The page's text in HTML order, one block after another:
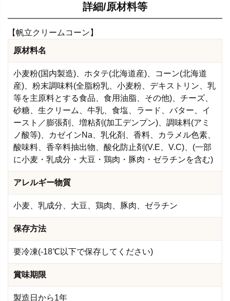
詳細/原材料等
【帆立クリームコーン】
原材料名
小麦粉(国内製造)、ホタテ(北海道産)、コーン(北海道
産)、粉末調味料(全脂粉乳、小麦粉、デキストリン、乳
等を主原料とする食品、食用油脂、その他)、チーズ、
砂糖、生クリーム、牛乳、食塩、ラード、バター、イ
ースト／膨張剤、増粘剤(加工デンプン)、調味料(アミ
ノ酸等)、カゼインNa、乳化剤、香料、カラメル色素、
酸味料、香辛料抽出物、酸化防止剤(V.E、V.C)、(一部
に小麦・乳成分・大豆・鶏肉・豚肉・ゼラチンを含む)
アレルギー物質
小麦、乳成分、大豆、鶏肉、豚肉、ゼラチン
保存方法
要冷凍(-18℃以下で保存してください)
賞味期限
製造日から1年